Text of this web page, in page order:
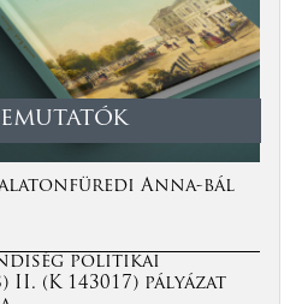
Anna-bál
politikai
II. (K 143017) pályázat